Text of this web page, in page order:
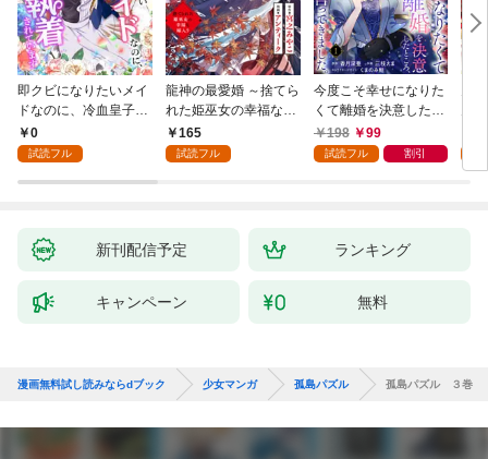
即クビになりたいメイ
ドなのに、冷血皇子に
執着されています第1
話
0
試読フル
龍神の最愛婚 ～捨てら
れた姫巫女の幸福な嫁
入り～: 1
165
試読フル
今度こそ幸せになりた
くて離婚を決意したと
ころ、無表情な旦那様
が「愛してる」と言っ
198 99
試読フル 割引
新刊配信予定 ランキング
キャンペーン 無料
漫画無料試し読みならdブック 少女マンガ 孤島パズル 孤島パズル ３巻